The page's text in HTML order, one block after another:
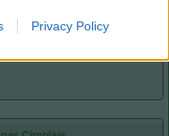
Privacy Policy